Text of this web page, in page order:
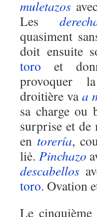
muletazos
Les
quasiment
doit ensuite
toro et
provoquer
droitière vaa
sa charge
surprise et de
en torería,
liė. Pinchazo
descabellos
toro. Ovation
Le cinquième